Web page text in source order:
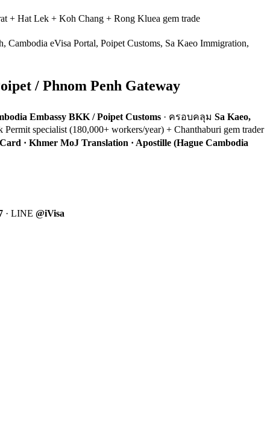
+ Hat Lek + Koh Chang + Rong Kluea gem trade
eVisa Portal, Poipet Customs, Sa Kaeo Immigration,
/ Phnom Penh Gateway
Embassy BKK / Poipet Customs · ครอบคลุม Sa Kaeo,
specialist (180,000+ workers/year) + Chanthaburi gem trader
· Khmer MoJ Translation · Apostille (Hague Cambodia
· LINE @iVisa